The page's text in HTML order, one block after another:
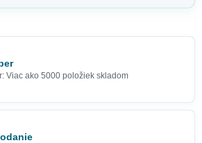
Viac ako 5000 položiek skladom